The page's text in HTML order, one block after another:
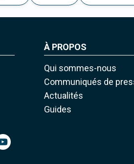
À PROPOS
Qui sommes-nous
Communiqués de
Actualités
Guides